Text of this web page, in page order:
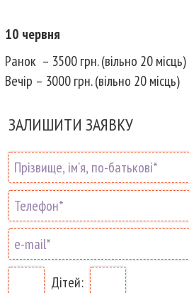
10 червня
Ранок – 3500 грн. (вільно 20 місць)
Вечір – 3000 грн. (вільно 20 місць)
ЗАЛИШИТИ ЗАЯВКУ
Дітей: